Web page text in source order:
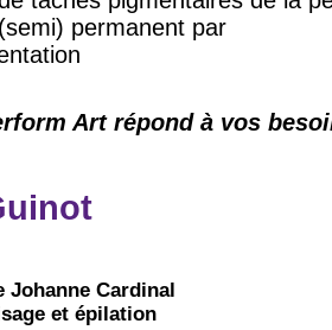
permanent par
Art répond à vos
Johanne Cardinal
et épilation